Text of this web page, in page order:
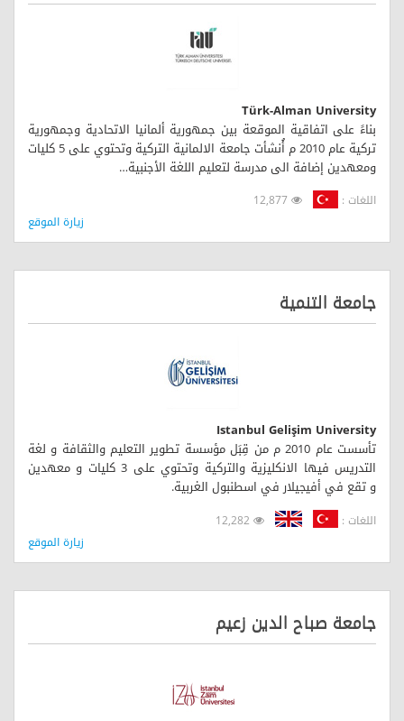
Türk-Alman University
بناءً على اتفاقية الموقعة بين جمهورية ألمانيا الاتحادية وجمهورية
تركية عام 2010 م أُنشأت جامعة الالمانية التركية وتحتوي على 5 كليات
ومعهدين إضافة الى مدرسة لتعليم اللغة الأجنبية…
اللغات :
زيارة الموقع
جامعة التنمية
Istanbul Gelişim University
تأسست عام 2010 م من قِبَل مؤسسة تطوير التعليم والثقافة و لغة
التدريس فيها الانكليزية والتركية وتحتوي على 3 كليات و معهدين
و تقع في أفيجيلار في اسطنبول الغربية.
اللغات :
زيارة الموقع
جامعة صباح الدين زعيم